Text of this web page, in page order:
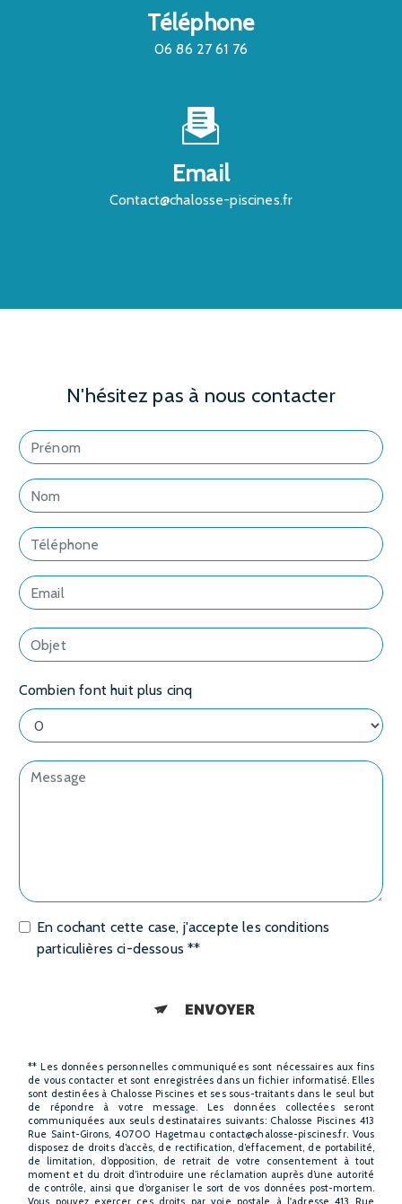
Téléphone
06 86 27 61 76
Email
contact@chalosse-piscines.fr
N'hésitez pas à nous contacter
Combien font huit plus cinq
En cochant cette case, j'accepte les conditions
particulières ci-dessous **
ENVOYER
** Les données personnelles communiquées sont nécessaires aux fins
de vous contacter et sont enregistrées dans un fichier informatisé. Elles
sont destinées à Chalosse Piscines et ses sous-traitants dans le seul but
de répondre à votre message. Les données collectées seront
communiquées aux seuls destinataires suivants: Chalosse Piscines 413
Rue Saint-Girons, 40700 Hagetmau contact@chalosse-piscines.fr. Vous
disposez de droits d’accès, de rectification, d’effacement, de portabilité,
de limitation, d’opposition, de retrait de votre consentement à tout
moment et du droit d’introduire une réclamation auprès d’une autorité
de contrôle, ainsi que d’organiser le sort de vos données post-mortem.